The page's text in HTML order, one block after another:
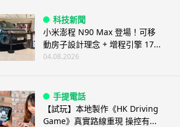
科技新聞
小米澎程 N90 Max 登場！可移
動房子設計理念 + 增程引擎 17...
04.08.2026
手提電話
【試玩】本地製作《HK Driving
Game》真實路線重現 操控有...